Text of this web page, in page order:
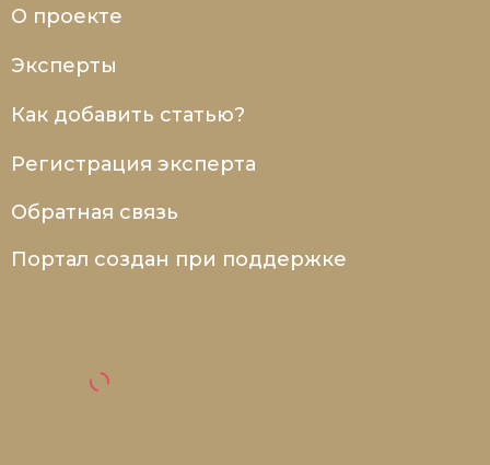
О проекте
Эксперты
Как добавить статью?
Регистрация эксперта
Обратная связь
Портал создан при поддержке